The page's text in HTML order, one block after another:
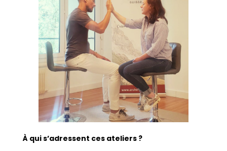
À qui s’adressent ces ateliers ?